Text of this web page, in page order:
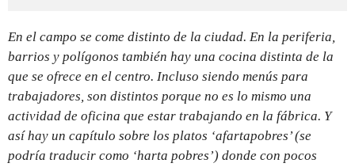
En el campo se come distinto de la ciudad. En la periferia,
barrios y polígonos también hay una cocina distinta de la
que se ofrece en el centro. Incluso siendo menús para
trabajadores, son distintos porque no es lo mismo una
actividad de oficina que estar trabajando en la fábrica. Y
así hay un capítulo sobre los platos ‘afartapobres’ (se
podría traducir como ‘harta pobres’) donde con pocos